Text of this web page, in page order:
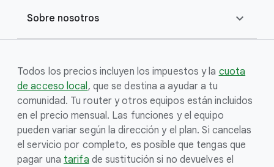
Sobre nosotros expand_more
Todos los precios incluyen los impuestos y la cuota
de acceso local, que se destina a ayudar a tu
comunidad. Tu router y otros equipos están incluidos
en el precio mensual. Las funciones y el equipo
pueden variar según la dirección y el plan. Si cancelas
el servicio por completo, es posible que tengas que
pagar una tarifa de sustitución si no devuelves el